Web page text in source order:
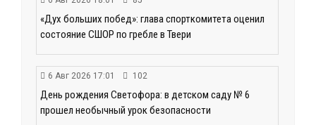
«Дух больших побед»: глава спорткомитета оценил
состояние СШОР по гребле в Твери
6 Авг 2026 17:01 102
День рождения Светофора: в детском саду № 6
прошел необычный урок безопасности